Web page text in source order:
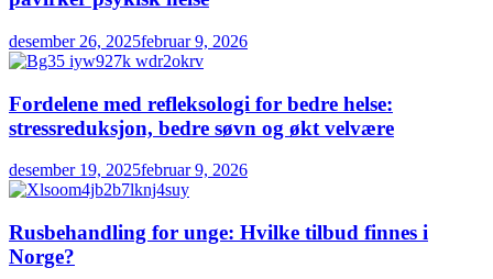
desember 26, 2025februar 9, 2026
Fordelene med refleksologi for bedre helse:
stressreduksjon, bedre søvn og økt velvære
desember 19, 2025februar 9, 2026
Rusbehandling for unge: Hvilke tilbud finnes i
Norge?